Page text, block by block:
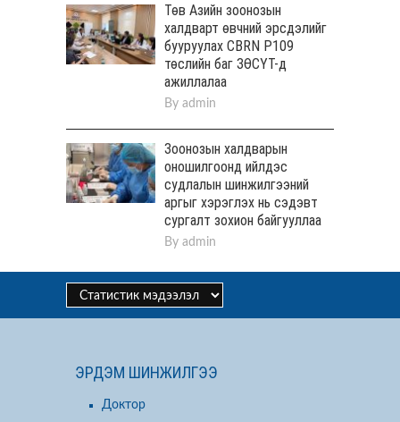
Төв Aзийн зоонозын
халдварт өвчний эрсдэлийг
бууруулах CBRN P109
төслийн баг ЗӨСҮТ-д
ажиллалаа
By admin
Зоонозын халдварын
оношилгоонд ийлдэс
судлалын шинжилгээний
аргыг хэрэглэх нь сэдэвт
сургалт зохион байгууллаа
By admin
ЭРДЭМ ШИНЖИЛГЭЭ
Доктор